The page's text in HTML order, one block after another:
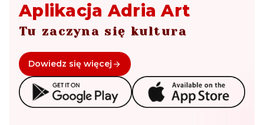
Aplikacja Adria Art
Tu zaczyna się kultura
Dowiedz się więcej